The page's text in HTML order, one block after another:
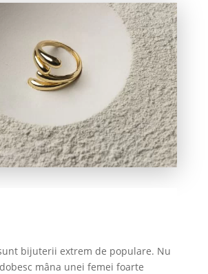
bijuterii extrem de populare. Nu
mâna unei femei foarte